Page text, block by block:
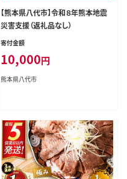
【熊本県八代市】令和８年熊本地震
災害支援（返礼品なし）
寄付金額
10,000円
熊本県八代市